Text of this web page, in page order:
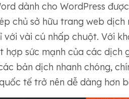
dành cho WordPress
chủ sở hữu trang web
với vài cú nhấp chuột. Với
hợp sức mạnh của các dịch
bản dịch nhanh chóng,
tế trở nên dễ dàng hơn